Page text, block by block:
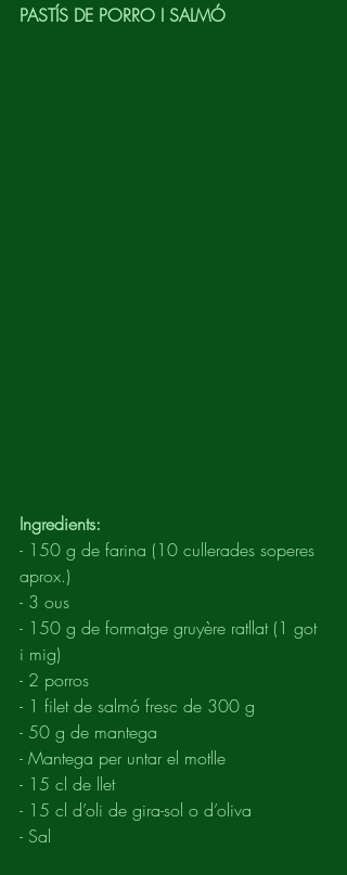
PASTÍS DE PORRO I SALMÓ
Ingredients:
- 150 g de farina (10 cullerades soperes
aprox.)
- 3 ous
- 150 g de formatge gruyère ratllat (1 got
i mig)
- 2 porros
- 1 filet de salmó fresc de 300 g
- 50 g de mantega
- Mantega per untar el motlle
- 15 cl de llet
- 15 cl d’oli de gira-sol o d’oliva
- Sal